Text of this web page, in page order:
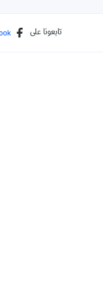
Facebook